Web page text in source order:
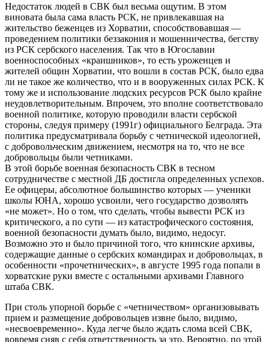
Недостаток людей в СВК был весьма ощутим. В этом
виновата была сама власть РСК, не привлекавшая на
жительство беженцев из Хорватии, способствовавшая —
проведением политики беззакония и мошенничества, бегству
из РСК сербского населения. Так что в Югославии
военноспособных «краишников», то есть уроженцев и
жителей общин Хорватии, что вошли в состав РСК, было едва
ли не такое же количество, что и в вооруженных силах РСК. К
тому же и использование людских ресурсов РСК было крайне
неудовлетворительным. Впрочем, это вполне соответствовало
военной политике, которую проводили власти сербской
стороны, следуя примеру (1991г) официального Белграда. Эта
политика предусматривала борьбу с четнической идеологией,
с добровольческим движением, несмотря на то, что не все
добровольцы были четниками.
В этой борьбе военная безопасность СВК в тесном
сотрудничестве с местной ДБ достигла определенных успехов.
Ее офицеры, абсолютное большинство которых — ученики
школы ЮНА, хорошо усвоили, чего государство дозволять
«не может». Но о том, что сделать, чтобы вывести РСК из
критического, а по сути — из катастрофического состояния,
военной безопасности думать было, видимо, недосуг.
Возможно это и было причиной того, что книнские архивы,
содержащие данные о сербских командирах и добровольцах, в
особенности «прочетнических», в августе 1995 года попали в
хорватские руки вместе с остальными архивами Главного
штаба СВК.
При столь упорной борьбе с «четничеством» организовывать
прием и размещение добровольцев извне было, видимо,
«несвоевременно». Куда легче было ждать слома всей СВК,
вовремя сняв с себя ответственность за это. Вероятно, по этой